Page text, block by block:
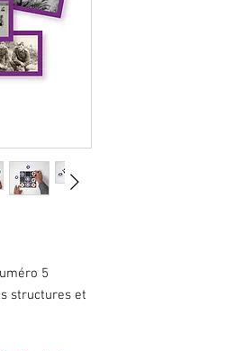
5
structures et